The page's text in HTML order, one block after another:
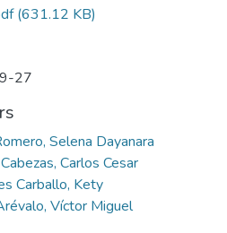
(631.12 KB)
27
Selena Dayanara
Carlos Cesar
Carballo, Kety
Víctor Miguel